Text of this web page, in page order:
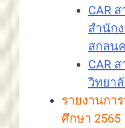
CAR
สำนัก
สกลน
CAR
วิทยา
รายงานกา
ศึกษา 2565